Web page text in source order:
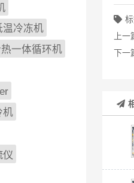
上一
下一
温冷冻机
一体循环机
机
仪